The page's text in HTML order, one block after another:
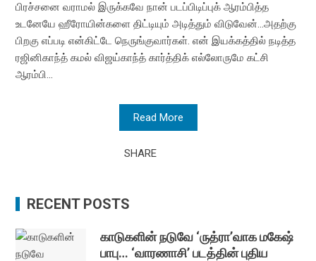
பிரச்சனை வராமல் இருக்கவே நான் படப்பிடிப்புக் ஆரம்பித்த
உடனேயே ஹீரோயின்களை திட்டியும் அடித்தும் விடுவேன்...அதற்கு
பிறகு எப்படி என்கிட்டே நெருங்குவார்கள். என் இயக்கத்தில் நடித்த
ரஜினிகாந்த் கமல் விஜய்காந்த் கார்த்திக் எல்லோருமே கட்சி
ஆரம்பி...
Read More
SHARE
RECENT POSTS
காடுகளின் நடுவே ‘ருத்ரா’வாக மகேஷ்
பாபு… ‘வாரணாசி’ படத்தின் புதிய